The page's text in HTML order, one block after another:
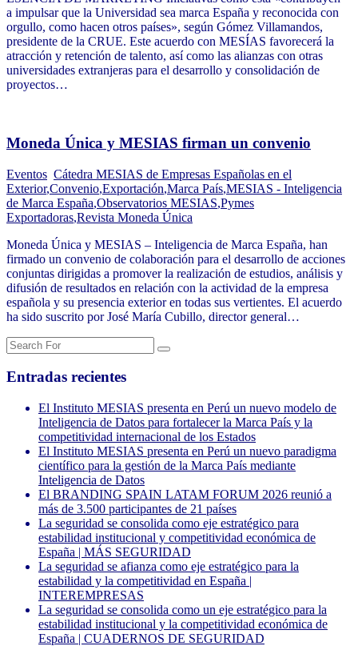
a impulsar que la Universidad sea marca España y reconocida con
orgullo, como hacen otros países», según Gómez Villamandos,
presidente de la CRUE. Este acuerdo con MESÍAS favorecerá la
atracción y retención de talento, así como las alianzas con otras
universidades extranjeras para el desarrollo y consolidación de
proyectos…
Moneda Única y MESIAS firman un convenio
Eventos Cátedra MESIAS de Empresas Españolas en el
Exterior,Convenio,Exportación,Marca País,MESIAS - Inteligencia
de Marca España,Observatorios MESIAS,Pymes
Exportadoras,Revista Moneda Única
Moneda Única y MESIAS – Inteligencia de Marca España, han
firmado un convenio de colaboración para el desarrollo de acciones
conjuntas dirigidas a promover la realización de estudios, análisis y
difusión de resultados en relación con la actividad de la empresa
española y su presencia exterior en todas sus vertientes. El acuerdo
ha sido suscrito por José María Cubillo, director general…
Entradas recientes
El Instituto MESIAS presenta en Perú un nuevo modelo de
Inteligencia de Datos para fortalecer la Marca País y la
competitividad internacional de los Estados
El Instituto MESIAS presenta en Perú un nuevo paradigma
científico para la gestión de la Marca País mediante
Inteligencia de Datos
El BRANDING SPAIN LATAM FORUM 2026 reunió a
más de 3.500 participantes de 21 países
La seguridad se consolida como eje estratégico para
estabilidad institucional y competitividad económica de
España | MÁS SEGURIDAD
La seguridad se afianza como eje estratégico para la
estabilidad y la competitividad en España |
INTEREMPRESAS
La seguridad se consolida como un eje estratégico para la
estabilidad institucional y la competitividad económica de
España | CUADERNOS DE SEGURIDAD